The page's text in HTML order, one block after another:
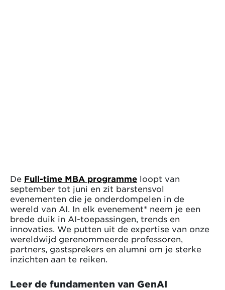
De Full-time MBA programme loopt van
september tot juni en zit barstensvol
evenementen die je onderdompelen in de
wereld van AI. In elk evenement* neem je een
brede duik in AI-toepassingen, trends en
innovaties. We putten uit de expertise van onze
wereldwijd gerenommeerde professoren,
partners, gastsprekers en alumni om je sterke
inzichten aan te reiken.
Leer de fundamenten van GenAI